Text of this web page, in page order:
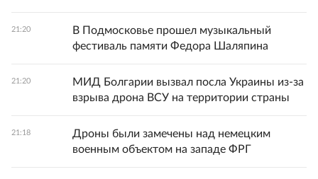
21:20
В Подмосковье прошел музыкальный
фестиваль памяти Федора Шаляпина
21:20
МИД Болгарии вызвал посла Украины из-за
взрыва дрона ВСУ на территории страны
21:18
Дроны были замечены над немецким
военным объектом на западе ФРГ